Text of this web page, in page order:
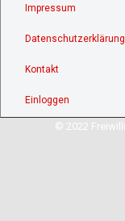
Impressum
Datenschutzerklärung
Kontakt
Einloggen
© 2022